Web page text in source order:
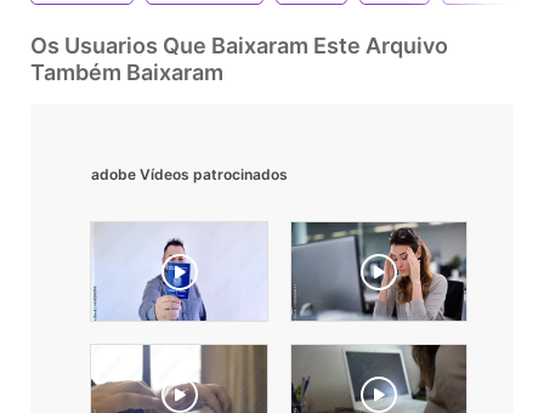
Os Usuarios Que Baixaram Este Arquivo
Também Baixaram
adobe Vídeos patrocinados